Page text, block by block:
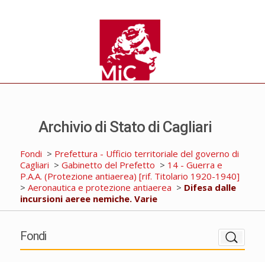
Archivio di Stato di Cagliari
Fondi > Prefettura - Ufficio territoriale del governo di
Cagliari > Gabinetto del Prefetto > 14 - Guerra e
P.A.A. (Protezione antiaerea) [rif. Titolario 1920-1940]
> Aeronautica e protezione antiaerea > Difesa dalle
incursioni aeree nemiche. Varie
Fondi